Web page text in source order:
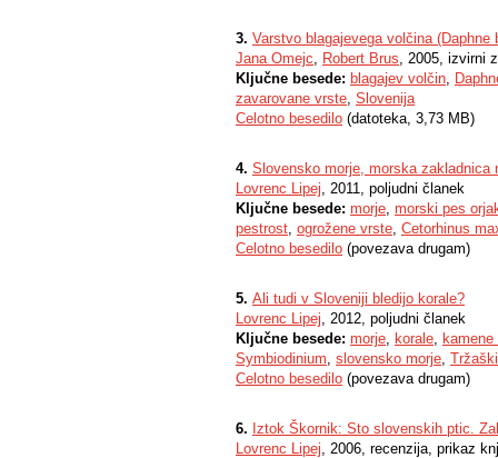
3. Varstvo blagajevega volčina
Jana Omejc, Robert Brus, 2005, izvirni
Ključne besede: blagajev volčin,
zavarovane vrste, Slovenija
Celotno besedilo (datoteka, 3,73 MB)
4. Slovensko morje, morska zakladnica
Lovrenc Lipej, 2011, poljudni članek
Ključne besede: morje, morski pes
pestrost, ogrožene vrste, Cetorhinus
Celotno besedilo (povezava drugam)
5. Ali tudi v Sloveniji bledijo korale?
Lovrenc Lipej, 2012, poljudni članek
Ključne besede: morje, korale, kamene
Symbiodinium, slovensko morje,
Celotno besedilo (povezava drugam)
6. Iztok Škornik: Sto slovenskih ptic.
Lovrenc Lipej, 2006, recenzija, prikaz